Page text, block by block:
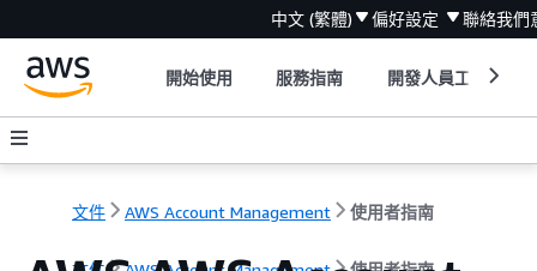
中文 (繁體) 偏好設定 聯絡我們
開始使用 服務指南 開發人員工具
文件 AWS Account Management 使用者指南